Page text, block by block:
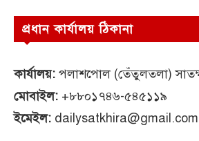
প্রধান কার্যালয় ঠিকানা
কার্যালয়: পলাশপোল (তেঁতুলতলা)
মোবাইল: +৮৮০১৭৪৬-৫৪৫১১৯
ইমেইল: dailysatkhira@gmail.com